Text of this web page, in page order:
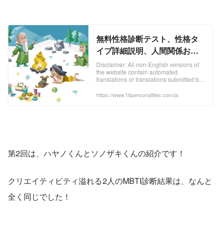
無料性格診断テスト、性格タ
イプ詳細説明、人間関係およ
びキャリアのアドバイス |
16Personalities
Disclaimer: All non-English versions of
the website contain automated
translations or translations submitted by
way, are not guaranteed to be accurate,
https://www.16personalities.com/ja
第2回は、ハヤノくんとソノザキくんの紹介です！
クリエイティビティ溢れる2人のMBTI診断結果は、なんと
全く同じでした！